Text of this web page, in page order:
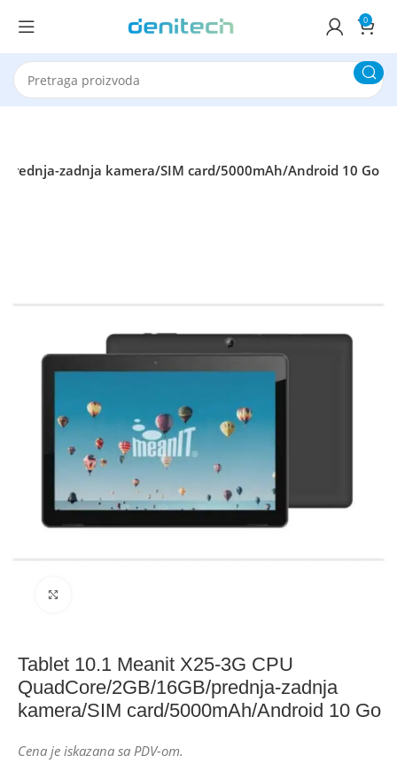
0
zadnja kamera/SIM card/5000mAh/Android 10 Go
Tablet 10.1 Meanit X25-3G CPU
QuadCore/2GB/16GB/prednja-zadnja
kamera/SIM card/5000mAh/Android 10 Go
Cena je iskazana sa PDV-om.